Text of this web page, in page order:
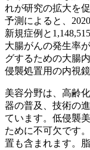
れが研究の拡大を
予測によると、
新規症例と
大腸がんの発生率
グするための大腸
侵襲処置用の内視
美容分野は、高齢
器の普及、技術の
ています。低侵襲
ために不可欠です
置も含まれます。脂